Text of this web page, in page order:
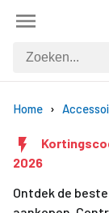
Home
2026
Ontdek de